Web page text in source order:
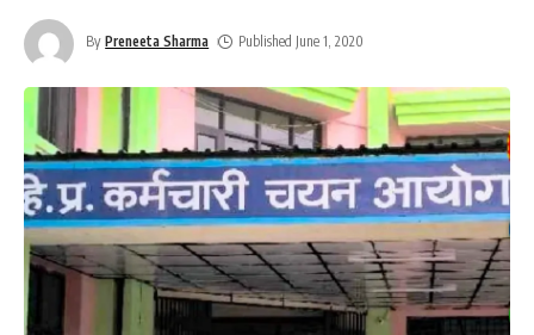
By Preneeta Sharma Published June 1, 2020